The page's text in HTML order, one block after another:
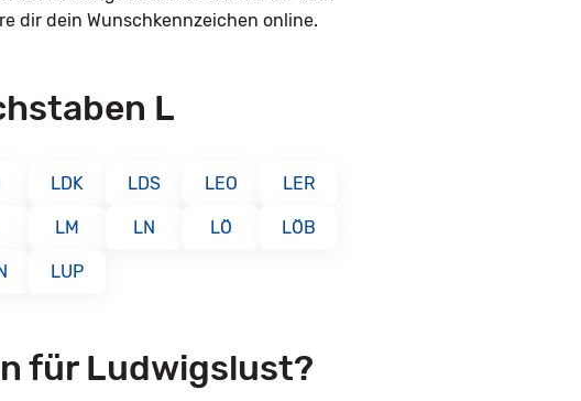
dir dein Wunschkennzeichen online.
L
LDK LDS LEO LER
LM LN LÖ LÖB
LUP
für Ludwigslust?